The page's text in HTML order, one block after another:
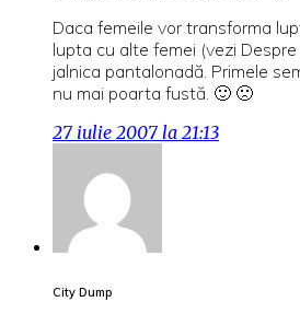
Daca femeile vor transforma
lupta cu alte femei (vezi
jalnica pantalonadă. Primele
nu mai poarta fustă. 🙂 🙁
27 iulie 2007 la 21:13
City Dump